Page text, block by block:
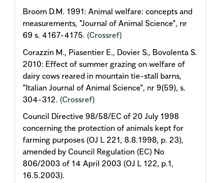
Broom D.M. 1991: Animal welfare: concepts and
measurements, "Journal of Animal Science", nr
69 s. 4167-4175. (Crossref)
Corazzin M., Piasentier E., Dovier S., Bovolenta S.
2010: Effect of summer grazing on welfare of
dairy cows reared in mountain tie-stall barns,
"Italian Journal of Animal Science", nr 9(59), s.
304-312. (Crossref)
Council Directive 98/58/EC of 20 July 1998
concerning the protection of animals kept for
farming purposes (OJ L 221, 8.8.1998, p. 23),
amended by Council Regulation (EC) No
806/2003 of 14 April 2003 (OJ L 122, p.1,
16.5.2003).